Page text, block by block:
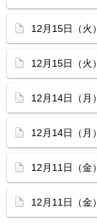
12月15日（火
12月15日（火
12月14日（月
12月14日（月
12月11日（金
12月11日（金